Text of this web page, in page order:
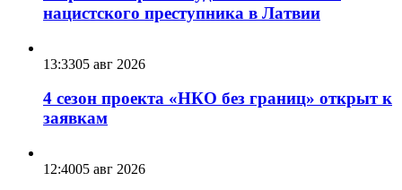
нацистского преступника в Латвии
13:3305 авг 2026
4 сезон проекта «НКО без границ» открыт к
заявкам
12:4005 авг 2026